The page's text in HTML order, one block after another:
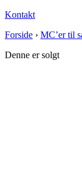
Kontakt
Forside › MC’er til
Denne er solgt